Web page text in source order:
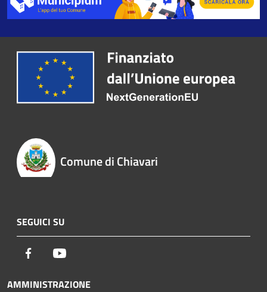
Comune di Chiavari
SEGUICI SU
Facebook
AMMINISTRAZIONE